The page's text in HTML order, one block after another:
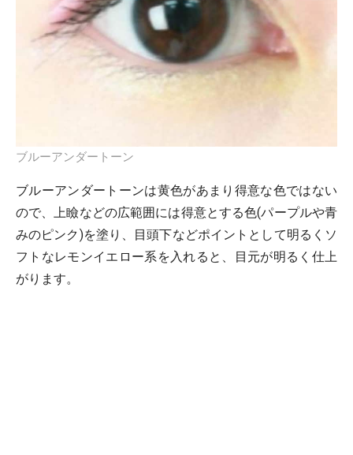
ブルーアンダートーン
ブルーアンダートーンは黄色があまり得意な色ではない
ので、上瞼などの広範囲には得意とする色(パープルや青
みのピンク)を塗り、目頭下などポイントとして明るくソ
フトなレモンイエロー系を入れると、目元が明るく仕上
がります。